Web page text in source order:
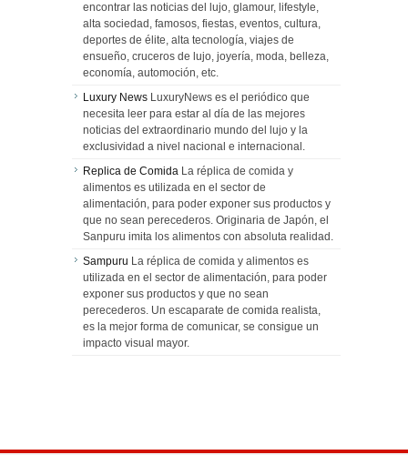
encontrar las noticias del lujo, glamour, lifestyle,
alta sociedad, famosos, fiestas, eventos, cultura,
deportes de élite, alta tecnología, viajes de
ensueño, cruceros de lujo, joyería, moda, belleza,
economía, automoción, etc.
Luxury News LuxuryNews es el periódico que
necesita leer para estar al día de las mejores
noticias del extraordinario mundo del lujo y la
exclusividad a nivel nacional e internacional.
Replica de Comida La réplica de comida y
alimentos es utilizada en el sector de
alimentación, para poder exponer sus productos y
que no sean perecederos. Originaria de Japón, el
Sanpuru imita los alimentos con absoluta realidad.
Sampuru La réplica de comida y alimentos es
utilizada en el sector de alimentación, para poder
exponer sus productos y que no sean
perecederos. Un escaparate de comida realista,
es la mejor forma de comunicar, se consigue un
impacto visual mayor.